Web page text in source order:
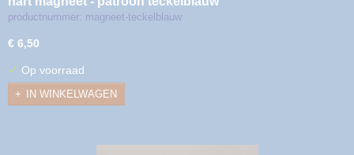
productnummer: magneet-teckelblauw
€ 6,50
✓ Op voorraad
IN WINKELWAGEN